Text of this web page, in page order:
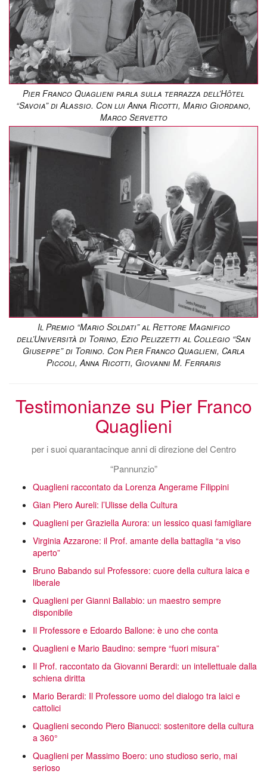
Pier Franco Quaglieni parla sulla terrazza dell’Hôtel
“Savoia” di Alassio. Con lui Anna Ricotti, Mario Giordano,
Marco Servetto
Il Premio “Mario Soldati” al Rettore Magnifico
dell’Università di Torino, Ezio Pelizzetti al Collegio “San
Giuseppe” di Torino. Con Pier Franco Quaglieni, Carla
Piccoli, Anna Ricotti, Giovanni M. Ferraris
Testimonianze su Pier Franco
Quaglieni
per i suoi quarantacinque anni di direzione del Centro
“Pannunzio”
Quaglieni raccontato da Lorenza Angerame Filippini
Gian Piero Aureli: l’Ulisse della Cultura
Quaglieni per Graziella Aurora: un lessico quasi famigliare
Virginia Azzarone: il Prof. amante della battaglia “a viso
aperto”
Bruno Babando sul Professore: cuore della cultura laica e
liberale
Quaglieni per Gianni Ballabio: un maestro sempre
disponibile
Il Professore e Edoardo Ballone: è uno che conta
Quaglieni e Mario Baudino: sempre “fuori misura”
Il Prof. raccontato da Giovanni Berardi: un intellettuale dalla
schiena diritta
Mario Berardi: Il Professore uomo del dialogo tra laici e
cattolici
Quaglieni secondo Piero Bianucci: sostenitore della cultura
a 360°
Quaglieni per Massimo Boero: uno studioso serio, mai
serioso